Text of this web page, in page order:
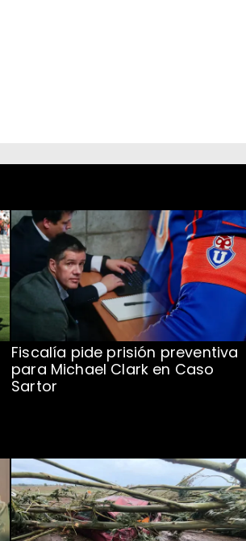
Fiscalía pide prisión preventiva
para Michael Clark en Caso
Sartor